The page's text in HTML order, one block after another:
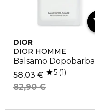
DIOR
DIOR HOMME
Balsamo Dopobarba
58,03 €
82,90 €
5 1